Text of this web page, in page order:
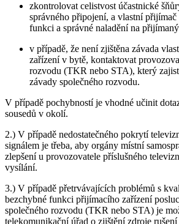
zkontrolovat celistvost účastnické
správného připojení, a vlastní
funkci a správné naladění na
v případě, že není zjištěna závada
zařízení v bytě, kontaktovat
rozvodu (TKR nebo STA), který
závady společného rozvodu.
V případě pochybností je vhodné učinit
sousedů v okolí.
2.) V případě nedostatečného pokrytí
signálem je třeba, aby orgány místní
zlepšení u provozovatele příslušného
vysílání.
3.) V případě přetrvávajících problémů s
bezchybné funkci přijímacího zařízení
společného rozvodu (TKR nebo STA) je
telekomunikační úřad o zjištění zdroje